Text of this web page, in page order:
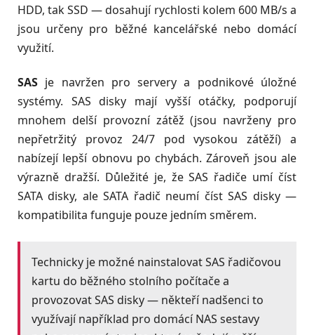
HDD, tak SSD — dosahují rychlosti kolem 600 MB/s a
jsou určeny pro běžné kancelářské nebo domácí
využití.
SAS je navržen pro servery a podnikové úložné
systémy. SAS disky mají vyšší otáčky, podporují
mnohem delší provozní zátěž (jsou navrženy pro
nepřetržitý provoz 24/7 pod vysokou zátěží) a
nabízejí lepší obnovu po chybách. Zároveň jsou ale
výrazně dražší. Důležité je, že SAS řadiče umí číst
SATA disky, ale SATA řadič neumí číst SAS disky —
kompatibilita funguje pouze jedním směrem.
Technicky je možné nainstalovat SAS řadičovou
kartu do běžného stolního počítače a
provozovat SAS disky — někteří nadšenci to
využívají například pro domácí NAS sestavy